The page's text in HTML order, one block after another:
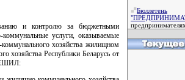
и контролю за бюджетными
услуги, оказываемые
хозяйства жилищном
хозяйства Республики Беларусь от
Бюллетень
предпринимателях.